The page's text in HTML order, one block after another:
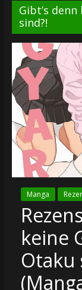
Gibt’s
sind?!
Manga
keine
Otaku